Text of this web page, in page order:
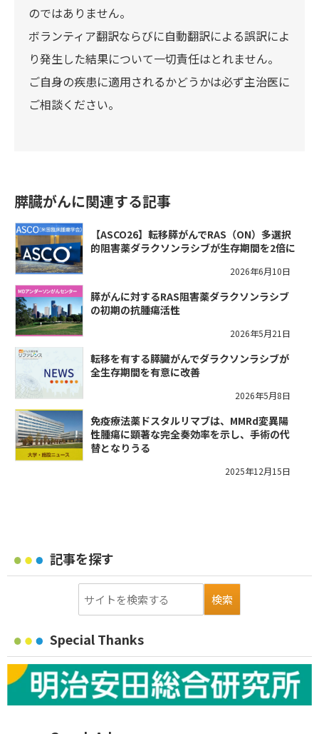
のではありません。
ボランティア翻訳ならびに自動翻訳による誤訳によ
り発生した結果について一切責任はとれません。
ご自身の疾患に適用されるかどうかは必ず主治医に
ご相談ください。
膵臓がんに関連する記事
【ASCO26】転移膵がんでRAS（ON）多選択
的阻害薬ダラクソンラシブが生存期間を2倍に
2026年6月10日
膵がんに対するRAS阻害薬ダラクソンラシブ
の初期の抗腫瘍活性
2026年5月21日
転移を有する膵臓がんでダラクソンラシブが
全生存期間を有意に改善
2026年5月8日
免疫療法薬ドスタルリマブは、MMRd変異陽
性腫瘍に顕著な完全奏効率を示し、手術の代
替となりうる
2025年12月15日
記事を探す
Special Thanks